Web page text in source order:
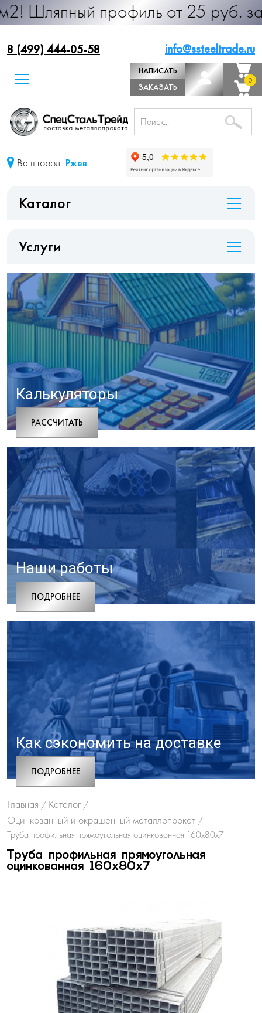
профиль от 25 руб. за м.п.
8 (499) 444-05-58 info@ssteeltrade.ru
НАПИСАТЬ
ДИРЕКТОРУ
ЗАКАЗАТЬ
ЗВОНОК
0
0
Ваш город: Ржев
Каталог
Услуги
Калькуляторы
РАCСЧИТАТЬ
Наши работы
ПОДРОБНЕЕ
Как сэкономить на доставке
ПОДРОБНЕЕ
Главная / Каталог /
Оцинкованный и окрашенный металлопрокат /
Труба профильная прямоугольная оцинкованная 160х80х7
Труба профильная прямоугольная
оцинкованная 160х80х7